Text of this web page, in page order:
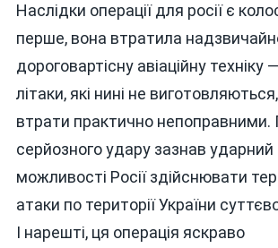
Наслідки операції для росії є
перше, вона втратила
дороговартісну авіаційну
літаки, які нині не
втрати практично непоправними.
серйозного удару зазнав ударний
можливості Росії здійснювати
атаки по території України
І нарешті, ця операція яскраво